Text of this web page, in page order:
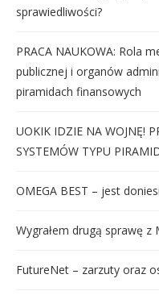
sprawiedliwości?
PRACA NAUKOWA: Rola
publicznej i organów
piramidach finansowych
UOKIK IDZIE NA WOJNĘ!
SYSTEMÓW TYPU
OMEGA BEST – jest
Wygrałem drugą sprawę z
FutureNet – zarzuty oraz